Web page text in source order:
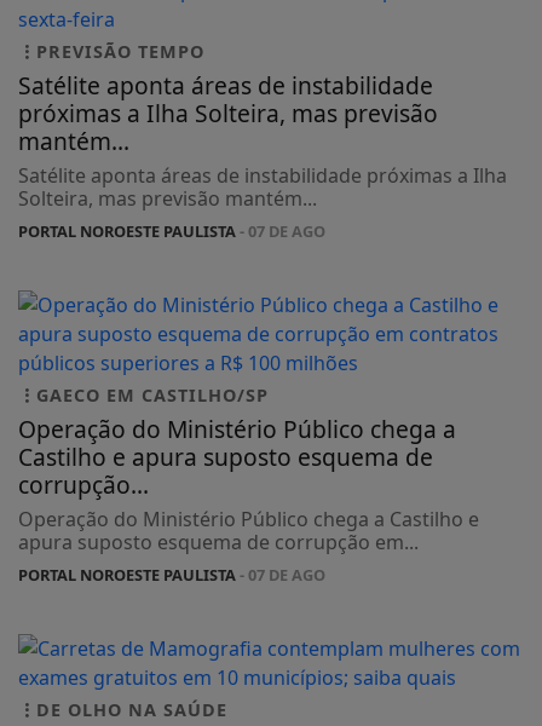
PREVISÃO TEMPO
Satélite aponta áreas de instabilidade
próximas a Ilha Solteira, mas previsão
mantém...
Satélite aponta áreas de instabilidade próximas a Ilha
Solteira, mas previsão mantém...
PORTAL NOROESTE PAULISTA- 07 DE AGO
GAECO EM CASTILHO/SP
Operação do Ministério Público chega a
Castilho e apura suposto esquema de
corrupção...
Operação do Ministério Público chega a Castilho e
apura suposto esquema de corrupção em...
PORTAL NOROESTE PAULISTA- 07 DE AGO
DE OLHO NA SAÚDE